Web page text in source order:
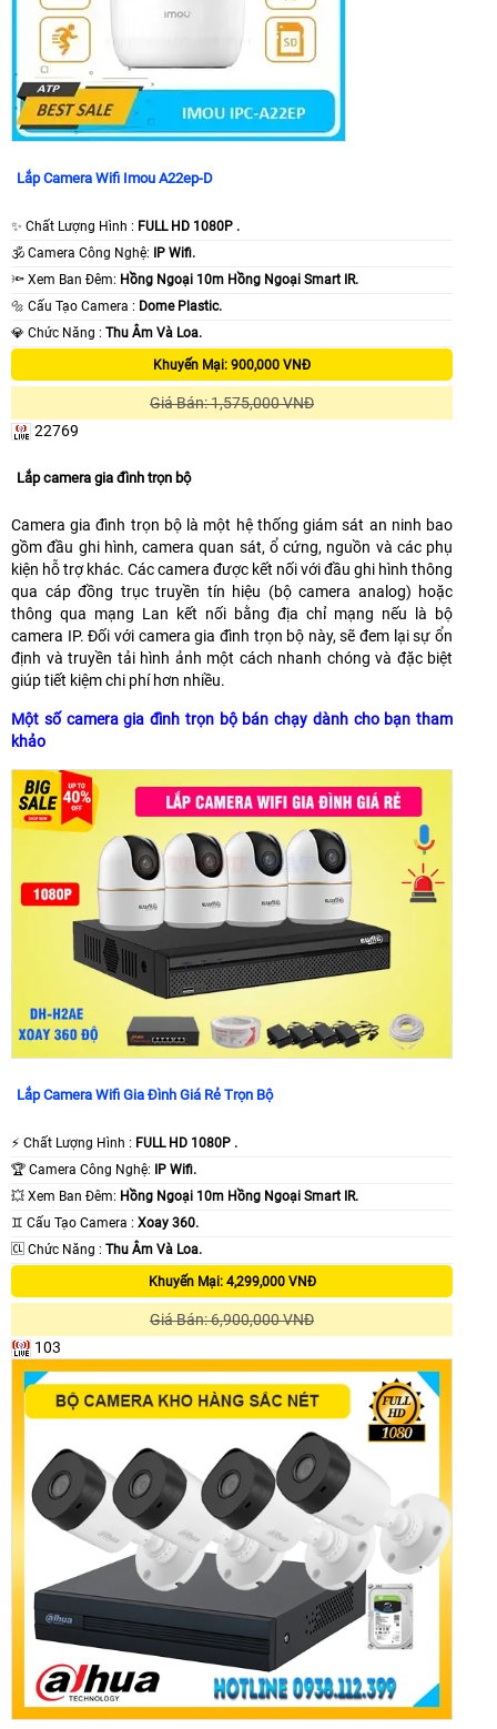
Lắp Camera Wifi Imou A22ep-D
✨ Chất Lượng Hình : FULL HD 1080P .
🕉️ Camera Công Nghệ: IP Wifi.
🔦 Xem Ban Đêm: Hồng Ngoại 10m Hồng Ngoại Smart IR.
🔩 Cấu Tạo Camera : Dome Plastic.
️💎 Chức Năng : Thu Âm Và Loa.
Khuyến Mại: 900,000 VNĐ
Giá Bán: 1,575,000 VNĐ
22769
Lắp camera gia đình trọn bộ
Camera gia đình trọn bộ là một hệ thống giám sát an ninh bao
gồm đầu ghi hình, camera quan sát, ổ cứng, nguồn và các phụ
kiện hỗ trợ khác. Các camera được kết nối với đầu ghi hình thông
qua cáp đồng trục truyền tín hiệu (bộ camera analog) hoặc
thông qua mạng Lan kết nối bằng địa chỉ mạng nếu là bộ
camera IP. Đối với camera gia đình trọn bộ này, sẽ đem lại sự ổn
định và truyền tải hình ảnh một cách nhanh chóng và đặc biệt
giúp tiết kiệm chi phí hơn nhiều.
Một số camera gia đình trọn bộ bán chạy dành cho bạn tham
khảo
Lắp Camera Wifi Gia Đình Giá Rẻ Trọn Bộ
️⚡ Chất Lượng Hình : FULL HD 1080P .
🏆 Camera Công Nghệ: IP Wifi.
💥 Xem Ban Đêm: Hồng Ngoại 10m Hồng Ngoại Smart IR.
♊ Cấu Tạo Camera : Xoay 360.
️🆑 Chức Năng : Thu Âm Và Loa.
Khuyến Mại: 4,299,000 VNĐ
Giá Bán: 6,900,000 VNĐ
103